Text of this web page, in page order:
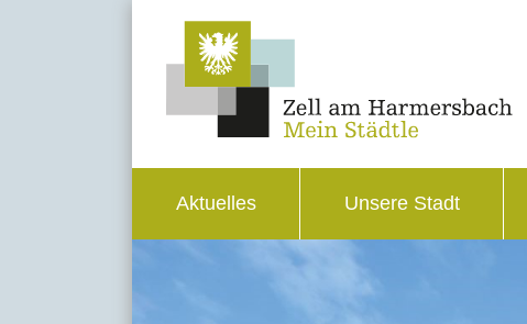
Aktuelles Unsere Stadt